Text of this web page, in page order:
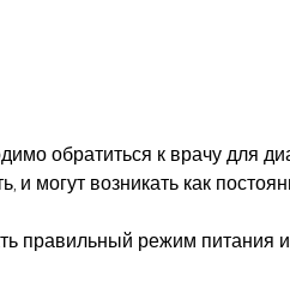
и могут возникать как
правильный режим питания и